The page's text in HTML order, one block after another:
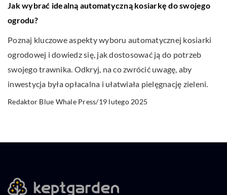
Jak wybrać idealną automatyczną kosiarkę do swojego
ogrodu?
Poznaj kluczowe aspekty wyboru automatycznej kosiarki
ogrodowej i dowiedz się, jak dostosować ją do potrzeb
swojego trawnika. Odkryj, na co zwrócić uwagę, aby
inwestycja była opłacalna i ułatwiała pielęgnację zieleni.
Redaktor Blue Whale Press/19 lutego 2025